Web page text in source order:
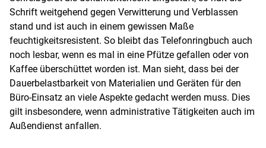
Schrift weitgehend gegen Verwitterung und Verblassen
stand und ist auch in einem gewissen Maße
feuchtigkeitsresistent. So bleibt das Telefonringbuch auch
noch lesbar, wenn es mal in eine Pfütze gefallen oder von
Kaffee überschüttet worden ist. Man sieht, dass bei der
Dauerbelastbarkeit von Materialien und Geräten für den
Büro-Einsatz an viele Aspekte gedacht werden muss. Dies
gilt insbesondere, wenn administrative Tätigkeiten auch im
Außendienst anfallen.